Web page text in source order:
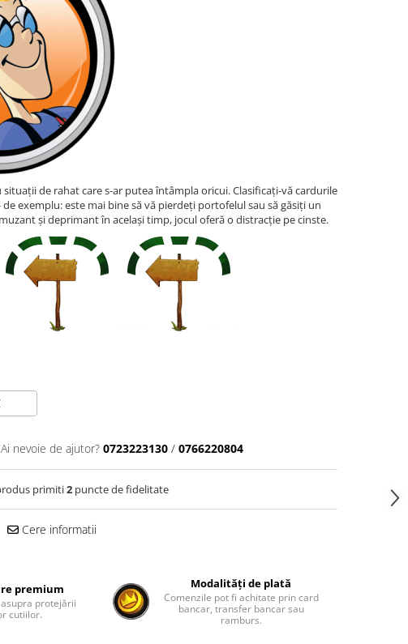
situații de rahat care s-ar putea întâmpla oricui. Clasificați-vă cardurile
de exemplu: este mai bine să vă pierdeți portofelul sau să găsiți un
și deprimant în același timp, jocul oferă o distracție pe cinste.
Ai nevoie de ajutor? 0723223130 / 0766220804
primiti2 puncte de fidelitate
Cere informatii
premium
protejării
cutiilor.
Modalități de plată
Comenzile pot fi achitate prin card
bancar, transfer bancar sau
ramburs.